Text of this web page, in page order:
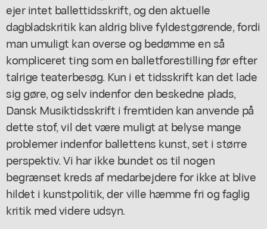
ejer intet ballettidsskrift, og den aktuelle
dagbladskritik kan aldrig blive fyldestgørende, fordi
man umuligt kan overse og bedømme en så
kompliceret ting som en balletforestilling før efter
talrige teaterbesøg. Kun i et tidsskrift kan det lade
sig gøre, og selv indenfor den beskedne plads,
Dansk Musiktidsskrift i fremtiden kan anvende på
dette stof, vil det være muligt at belyse mange
problemer indenfor ballettens kunst, set i større
perspektiv. Vi har ikke bundet os til nogen
begrænset kreds af medarbejdere for ikke at blive
hildet i kunstpolitik, der ville hæmme fri og faglig
kritik med videre udsyn.